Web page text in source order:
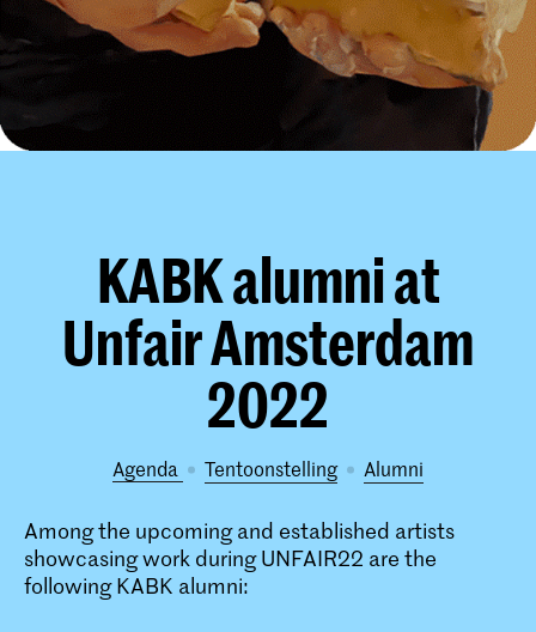
KABK alumni at
Unfair Amsterdam
2022
Agenda tentoonstelling alumni
Among the upcoming and established artists
showcasing work during UNFAIR22 are the
following KABK alumni: